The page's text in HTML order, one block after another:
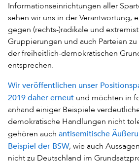
Informationseinrichtungen aller
sehen wir uns in der Verantwortung,
gegen (rechts-)radikale und
Gruppierungen und auch Parteien
der freiheitlich-demokratischen
entsprechen.
Wir veröffentlichen unser
2019 daher erneut und möchten in
anhand einiger Beispiele
demokratische Handlungen nicht
gehören auch antisemitische
Beispiel der BSW, wie auch
nicht zu Deutschland im